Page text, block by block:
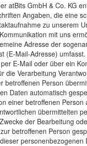
atBits GmbH & Co. KG
Angaben, die eine
zu unserem
mit uns
Adresse der
(E-Mail-Adresse)
E-Mail oder über ein
die Verarbeitung
betroffenen Person
Daten automatisch
einer betroffenen Person
übermittelten
der Bearbeitung
betroffenen Person
personenbezogenen